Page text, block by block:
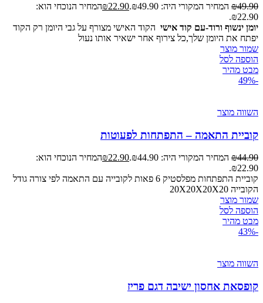
₪49.90 המחיר המקורי היה: ₪49.90. ₪22.90
המחיר הנוכחי הוא:
₪22.90.
יומן ינשוף ורוד-עם קוד אישי הקוד האישי מצורף על גבי היומן רק הקוד
יפתח את היומן שלך,כל צירוף אחר ישאיר אותו נעול
שמור מוצר
הוספה לסל
מבט מהיר
-49%
השווה מוצר
קוביית התאמה – התפתחות לפעוטות
₪44.90 המחיר המקורי היה: ₪44.90. ₪22.90
המחיר הנוכחי הוא:
₪22.90.
קוביית התפתחות מפלסטיק 6 פאות לקובייה עם התאמה לפי צורה גודל
הקובייה 20X20X20X20
שמור מוצר
הוספה לסל
מבט מהיר
-43%
השווה מוצר
קופסאת אחסון ישיבה דגם פריז